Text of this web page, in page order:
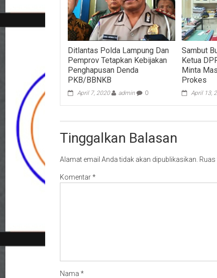
Ditlantas Polda Lampung Dan
Pemprov Tetapkan Kebijakan
Penghapusan Denda
PKB/BBNKB
April 7, 2020 admin 0
Sambut
Ketua
Minta
Prokes
April 13,
Tinggalkan Balasan
Alamat email Anda tidak akan dipublikasikan.
Komentar*
Nama *